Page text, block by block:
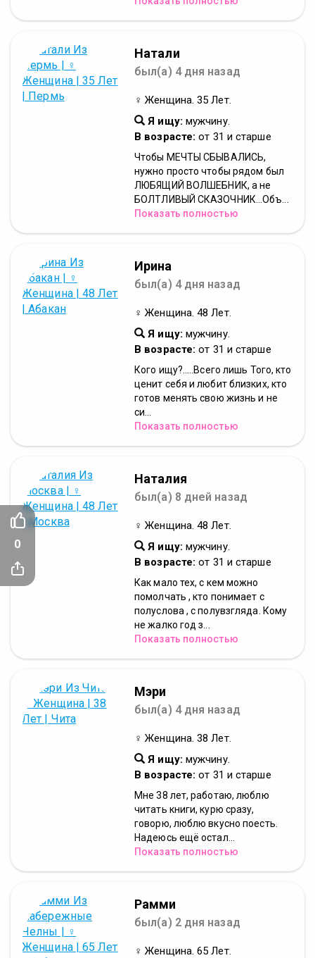
Натали
был(а) 4 дня назад
♀ Женщина. 35 Лет.
Я ищу: мужчину.
В возрасте: от 31 и старше
Чтобы МЕЧТЫ СБЫВАЛИСЬ,
нужно просто чтобы рядом был
ЛЮБЯЩИЙ ВОЛШЕБНИК, а не
БОЛТЛИВЫЙ СКАЗОЧНИК…Объ...
Показать полностью
Ирина
был(а) 4 дня назад
♀ Женщина. 48 Лет.
Я ищу: мужчину.
В возрасте: от 31 и старше
Кого ищу?.....Всего лишь Того, кто
ценит себя и любит близких, кто
готов менять свою жизнь и не
си...
Показать полностью
Наталия
был(а) 8 дней назад
♀ Женщина. 48 Лет.
Я ищу: мужчину.
В возрасте: от 31 и старше
Как мало тех, с кем можно
помолчать , кто понимает с
полуслова , с полувзгляда. Кому
не жалко год з...
Показать полностью
Мэри
был(а) 4 дня назад
♀ Женщина. 38 Лет.
Я ищу: мужчину.
В возрасте: от 31 и старше
Мне 38 лет, работаю, люблю
читать книги, курю сразу,
говорю, люблю вкусно поесть.
Надеюсь ещё остал...
Показать полностью
Рамми
был(а) 2 дня назад
♀ Женщина. 65 Лет.
0